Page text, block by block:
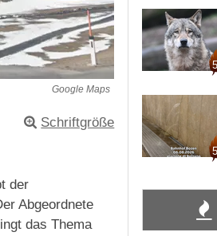
Google Maps
Schriftgröße
der
Abgeordnete
das Thema